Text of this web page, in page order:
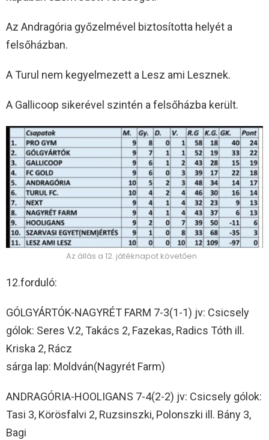
Az Andragória győzelmével biztosította helyét a
felsőházban.
A Turul nem kegyelmezett a Lesz ami Lesznek.
A Gallicoop sikerével szintén a felsőházba került.
Az állás a 12. játéknapot követően
12.forduló:
GÓLGYÁRTÓK-NAGYRÉT FARM 7-3(1-1) jv: Csicsely
gólok: Seres V.2, Takács 2, Fazekas, Radics Tóth ill.
Kriska 2, Rácz
sárga lap: Moldván(Nagyrét Farm)
ANDRAGÓRIA-HOOLIGANS 7-4(2-2) jv: Csicsely gólok:
Tasi 3, Körösfalvi 2, Ruzsinszki, Polonszki ill. Bány 3,
Bagi